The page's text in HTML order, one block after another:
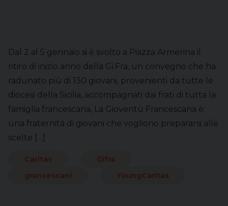
Dal 2 al 5 gennaio si è svolto a Piazza Armerina il
ritiro di inizio anno della Gi.Fra, un convegno che ha
radunato più di 130 giovani, provenienti da tutte le
diocesi della Sicilia, accompagnati dai frati di tutta la
famiglia francescana, La Gioventù Francescana è:
una fraternità di giovani che vogliono prepararsi alle
scelte […]
Caritas
Gifra
grancescani
YoungCaritas